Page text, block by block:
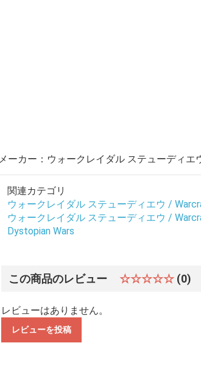
メーカー：ウォークレイダル ステューディエ
関連カテゴリ
ウォークレイダル ステューディエウ /
ウォークレイダル ステューディエウ /
Dystopian Wars
この商品のレビュー ☆☆☆☆☆ (0)
レビューはありません。
レビューを投稿